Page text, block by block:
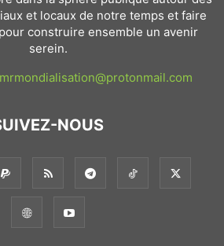
et locaux de notre temps et faire
construire ensemble un avenir
serein.
mrmondialisation@protonmail.com
NOUS